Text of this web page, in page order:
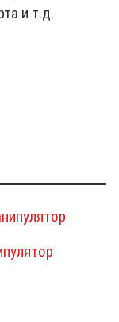
и т.д.